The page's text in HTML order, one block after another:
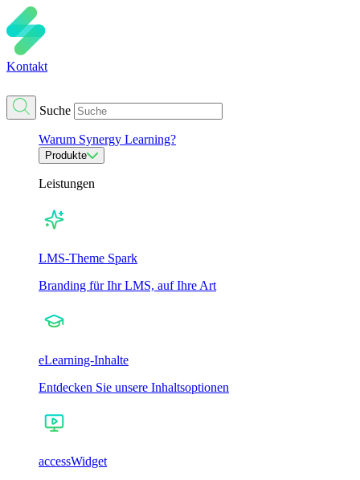
Kontakt
Suche
Warum Synergy Learning?
Produkte
Leistungen
LMS-Theme Spark
Branding für Ihr LMS, auf Ihre Art
eLearning-Inhalte
Entdecken Sie unsere Inhaltsoptionen
accessWidget